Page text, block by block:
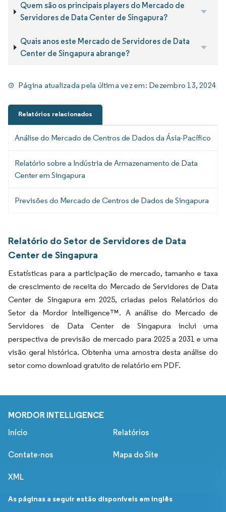
Quem são os principais players do Mercado de
Servidores de Data Center de Singapura?
Quais anos este Mercado de Servidores de Data
Center de Singapura abrange?
Página atualizada pela última vez em: Dezembro 13, 2024
Relatórios relacionados
Análise do Mercado de Centros de Dados da Ásia-Pacífico
Relatório sobre a Indústria de Armazenamento de Data
Center em Singapura
Previsões do Mercado de Centros de Dados de Singapura
Relatório do Setor de Servidores de Data
Center de Singapura
Estatísticas para a participação de mercado, tamanho e taxa
de crescimento de receita do Mercado de Servidores de Data
Center de Singapura em 2025, criadas pelos Relatórios do
Setor da Mordor Intelligence™. A análise do Mercado de
Servidores de Data Center de Singapura inclui uma
perspectiva de previsão de mercado para 2025 a 2031 e uma
visão geral histórica. Obtenha uma amostra desta análise do
setor como download gratuito de relatório em PDF.
MORDOR INTELLIGENCE
Início Relatórios
Contate-nos Mapa do Site
XML
As páginas a seguir estão disponíveis em inglês